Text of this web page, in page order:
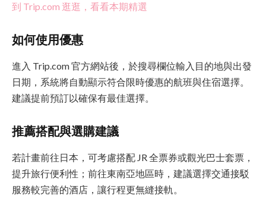
到 Trip.com 逛逛，看看本期精選
如何使用優惠
進入 Trip.com 官方網站後，於搜尋欄位輸入目的地與出發
日期，系統將自動顯示符合限時優惠的航班與住宿選擇。
建議提前預訂以確保有最佳選擇。
推薦搭配與選購建議
若計畫前往日本，可考慮搭配 JR 全票券或觀光巴士套票，
提升旅行便利性；前往東南亞地區時，建議選擇交通接駁
服務較完善的酒店，讓行程更無縫接軌。